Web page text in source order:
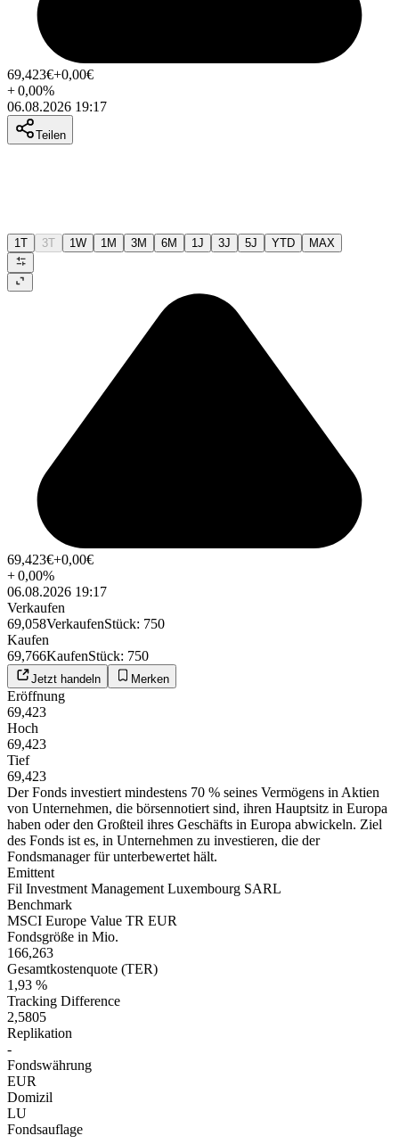
69,423€+0,00€
+0,00%
06.08.2026 19:17
Teilen
1T 3T 1W 1M 3M 6M 1J 3J 5J YTD MAX
69,423€+0,00€
+0,00%
06.08.2026 19:17
Verkaufen
69,058VerkaufenStück: 750
Kaufen
69,766KaufenStück: 750
Jetzt handeln Merken
Eröffnung
69,423
Hoch
69,423
Tief
69,423
Der Fonds investiert mindestens 70 % seines Vermögens in Aktien
von Unternehmen, die börsennotiert sind, ihren Hauptsitz in Europa
haben oder den Großteil ihres Geschäfts in Europa abwickeln. Ziel
des Fonds ist es, in Unternehmen zu investieren, die der
Fondsmanager für unterbewertet hält.
Emittent
Fil Investment Management Luxembourg SARL
Benchmark
MSCI Europe Value TR EUR
Fondsgröße in Mio.
166,263
Gesamtkostenquote (TER)
1,93 %
Tracking Difference
2,5805
Replikation
-
Fondswährung
EUR
Domizil
LU
Fondsauflage